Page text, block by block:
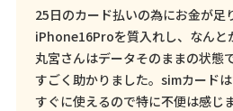
25日のカード払いの為にお金が足
iPhone16Proを質入れし、なんと
丸宮さんはデータそのままの状態
すごく助かりました。simカード
すぐに使えるので特に不便は感じ